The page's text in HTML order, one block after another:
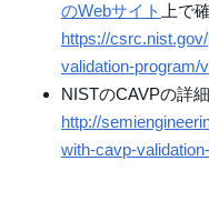
のWebサイト 上で
https://
validation-program/
NISTのCAVPの詳
http://
with-cavp-